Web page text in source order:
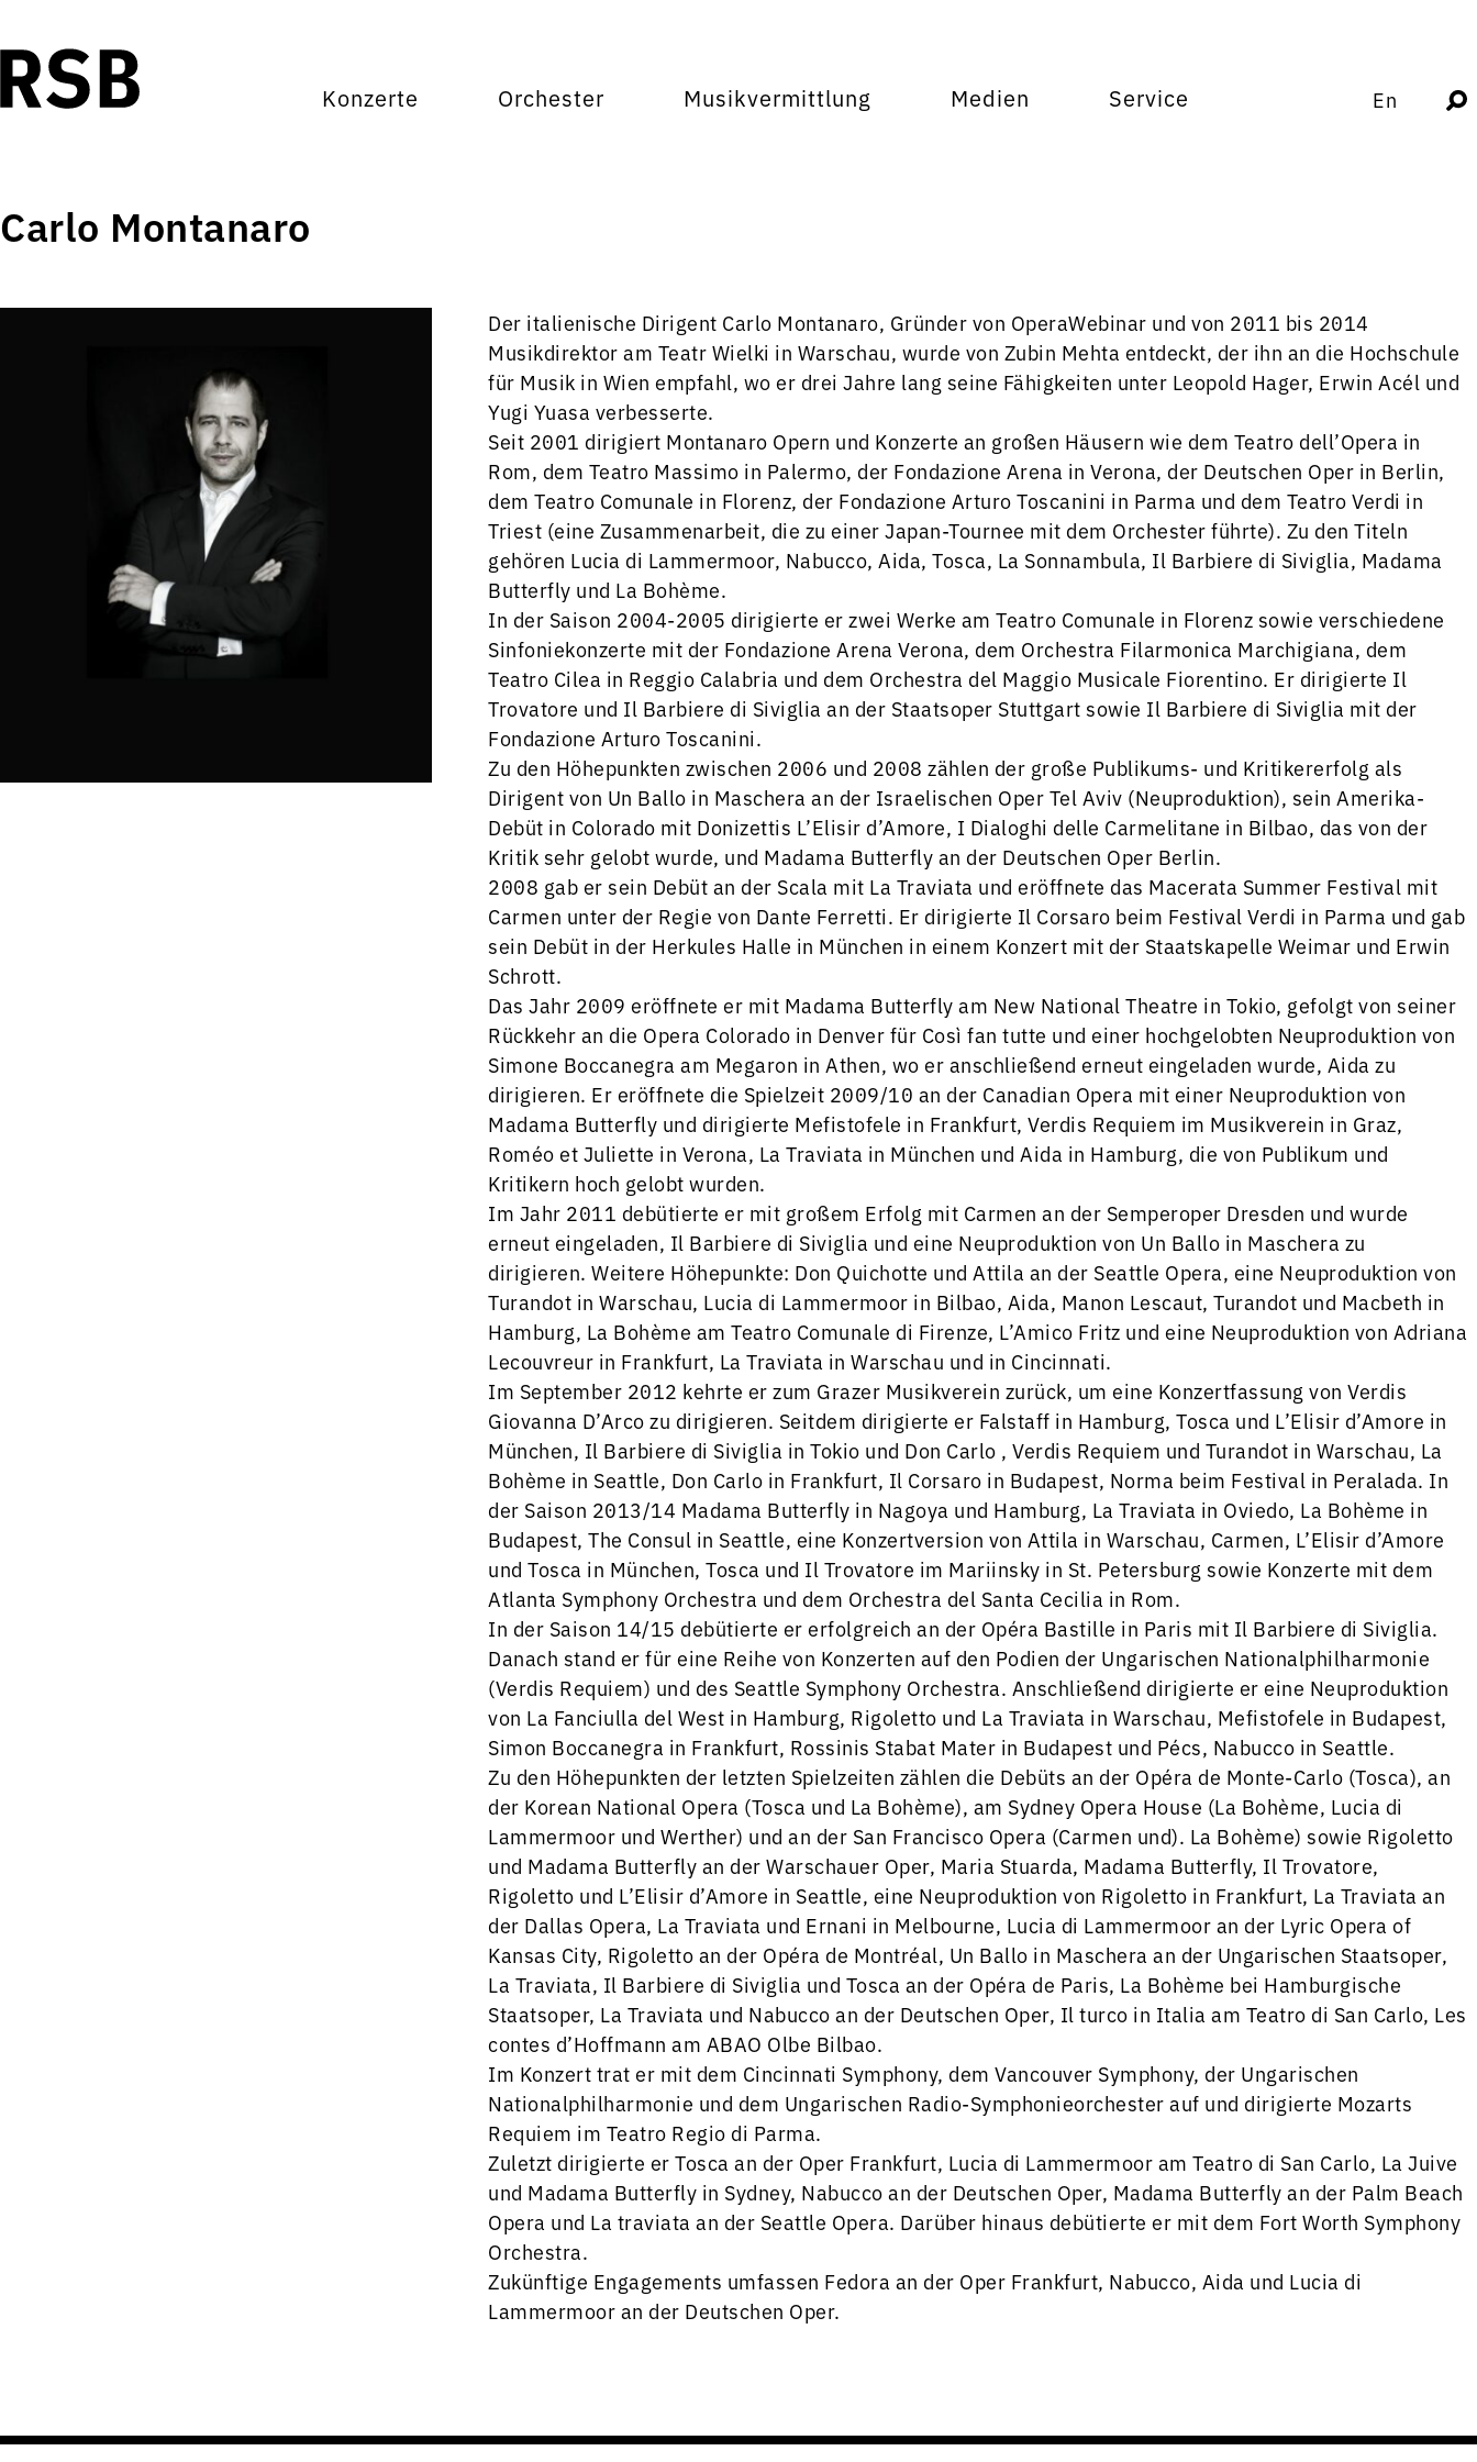
Konzerte Orchester Musikvermittlung Medien Service En
Carlo Montanaro
Der italienische Dirigent Carlo Montanaro, Gründer von OperaWebinar und von 2011 bis 2014
Musikdirektor am Teatr Wielki in Warschau, wurde von Zubin Mehta entdeckt, der ihn an die Hochschule
für Musik in Wien empfahl, wo er drei Jahre lang seine Fähigkeiten unter Leopold Hager, Erwin Acél und
Yugi Yuasa verbesserte.
Seit 2001 dirigiert Montanaro Opern und Konzerte an großen Häusern wie dem Teatro dell’Opera in
Rom, dem Teatro Massimo in Palermo, der Fondazione Arena in Verona, der Deutschen Oper in Berlin,
dem Teatro Comunale in Florenz, der Fondazione Arturo Toscanini in Parma und dem Teatro Verdi in
Triest (eine Zusammenarbeit, die zu einer Japan-Tournee mit dem Orchester führte). Zu den Titeln
gehören Lucia di Lammermoor, Nabucco, Aida, Tosca, La Sonnambula, Il Barbiere di Siviglia, Madama
Butterfly und La Bohème.
In der Saison 2004-2005 dirigierte er zwei Werke am Teatro Comunale in Florenz sowie verschiedene
Sinfoniekonzerte mit der Fondazione Arena Verona, dem Orchestra Filarmonica Marchigiana, dem
Teatro Cilea in Reggio Calabria und dem Orchestra del Maggio Musicale Fiorentino. Er dirigierte Il
Trovatore und Il Barbiere di Siviglia an der Staatsoper Stuttgart sowie Il Barbiere di Siviglia mit der
Fondazione Arturo Toscanini.
Zu den Höhepunkten zwischen 2006 und 2008 zählen der große Publikums- und Kritikererfolg als
Dirigent von Un Ballo in Maschera an der Israelischen Oper Tel Aviv (Neuproduktion), sein Amerika-
Debüt in Colorado mit Donizettis L’Elisir d’Amore, I Dialoghi delle Carmelitane in Bilbao, das von der
Kritik sehr gelobt wurde, und Madama Butterfly an der Deutschen Oper Berlin.
2008 gab er sein Debüt an der Scala mit La Traviata und eröffnete das Macerata Summer Festival mit
Carmen unter der Regie von Dante Ferretti. Er dirigierte Il Corsaro beim Festival Verdi in Parma und gab
sein Debüt in der Herkules Halle in München in einem Konzert mit der Staatskapelle Weimar und Erwin
Schrott.
Das Jahr 2009 eröffnete er mit Madama Butterfly am New National Theatre in Tokio, gefolgt von seiner
Rückkehr an die Opera Colorado in Denver für Così fan tutte und einer hochgelobten Neuproduktion von
Simone Boccanegra am Megaron in Athen, wo er anschließend erneut eingeladen wurde, Aida zu
dirigieren. Er eröffnete die Spielzeit 2009/10 an der Canadian Opera mit einer Neuproduktion von
Madama Butterfly und dirigierte Mefistofele in Frankfurt, Verdis Requiem im Musikverein in Graz,
Roméo et Juliette in Verona, La Traviata in München und Aida in Hamburg, die von Publikum und
Kritikern hoch gelobt wurden.
Im Jahr 2011 debütierte er mit großem Erfolg mit Carmen an der Semperoper Dresden und wurde
erneut eingeladen, Il Barbiere di Siviglia und eine Neuproduktion von Un Ballo in Maschera zu
dirigieren. Weitere Höhepunkte: Don Quichotte und Attila an der Seattle Opera, eine Neuproduktion von
Turandot in Warschau, Lucia di Lammermoor in Bilbao, Aida, Manon Lescaut, Turandot und Macbeth in
Hamburg, La Bohème am Teatro Comunale di Firenze, L’Amico Fritz und eine Neuproduktion von Adriana
Lecouvreur in Frankfurt, La Traviata in Warschau und in Cincinnati.
Im September 2012 kehrte er zum Grazer Musikverein zurück, um eine Konzertfassung von Verdis
Giovanna D’Arco zu dirigieren. Seitdem dirigierte er Falstaff in Hamburg, Tosca und L’Elisir d’Amore in
München, Il Barbiere di Siviglia in Tokio und Don Carlo , Verdis Requiem und Turandot in Warschau, La
Bohème in Seattle, Don Carlo in Frankfurt, Il Corsaro in Budapest, Norma beim Festival in Peralada. In
der Saison 2013/14 Madama Butterfly in Nagoya und Hamburg, La Traviata in Oviedo, La Bohème in
Budapest, The Consul in Seattle, eine Konzertversion von Attila in Warschau, Carmen, L’Elisir d’Amore
und Tosca in München, Tosca und Il Trovatore im Mariinsky in St. Petersburg sowie Konzerte mit dem
Atlanta Symphony Orchestra und dem Orchestra del Santa Cecilia in Rom.
In der Saison 14/15 debütierte er erfolgreich an der Opéra Bastille in Paris mit Il Barbiere di Siviglia.
Danach stand er für eine Reihe von Konzerten auf den Podien der Ungarischen Nationalphilharmonie
(Verdis Requiem) und des Seattle Symphony Orchestra. Anschließend dirigierte er eine Neuproduktion
von La Fanciulla del West in Hamburg, Rigoletto und La Traviata in Warschau, Mefistofele in Budapest,
Simon Boccanegra in Frankfurt, Rossinis Stabat Mater in Budapest und Pécs, Nabucco in Seattle.
Zu den Höhepunkten der letzten Spielzeiten zählen die Debüts an der Opéra de Monte-Carlo (Tosca), an
der Korean National Opera (Tosca und La Bohème), am Sydney Opera House (La Bohème, Lucia di
Lammermoor und Werther) und an der San Francisco Opera (Carmen und). La Bohème) sowie Rigoletto
und Madama Butterfly an der Warschauer Oper, Maria Stuarda, Madama Butterfly, Il Trovatore,
Rigoletto und L’Elisir d’Amore in Seattle, eine Neuproduktion von Rigoletto in Frankfurt, La Traviata an
der Dallas Opera, La Traviata und Ernani in Melbourne, Lucia di Lammermoor an der Lyric Opera of
Kansas City, Rigoletto an der Opéra de Montréal, Un Ballo in Maschera an der Ungarischen Staatsoper,
La Traviata, Il Barbiere di Siviglia und Tosca an der Opéra de Paris, La Bohème bei Hamburgische
Staatsoper, La Traviata und Nabucco an der Deutschen Oper, Il turco in Italia am Teatro di San Carlo, Les
contes d’Hoffmann am ABAO Olbe Bilbao.
Im Konzert trat er mit dem Cincinnati Symphony, dem Vancouver Symphony, der Ungarischen
Nationalphilharmonie und dem Ungarischen Radio-Symphonieorchester auf und dirigierte Mozarts
Requiem im Teatro Regio di Parma.
Zuletzt dirigierte er Tosca an der Oper Frankfurt, Lucia di Lammermoor am Teatro di San Carlo, La Juive
und Madama Butterfly in Sydney, Nabucco an der Deutschen Oper, Madama Butterfly an der Palm Beach
Opera und La traviata an der Seattle Opera. Darüber hinaus debütierte er mit dem Fort Worth Symphony
Orchestra.
Zukünftige Engagements umfassen Fedora an der Oper Frankfurt, Nabucco, Aida und Lucia di
Lammermoor an der Deutschen Oper.